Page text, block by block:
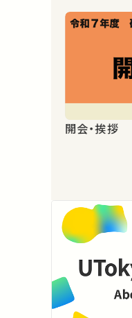
開会・挨拶